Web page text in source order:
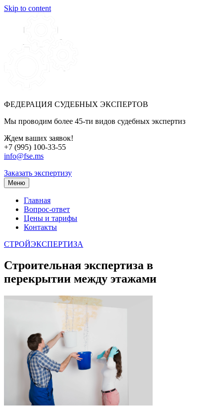
Skip to content
ФЕДЕРАЦИЯ СУДЕБНЫХ ЭКСПЕРТОВ
Мы проводим более 45-ти видов судебных экспертиз
Ждем ваших заявок!
+7 (995) 100-33-55
info@fse.ms
Заказать экспертизу
Меню
Главная
Вопрос-ответ
Цены и тарифы
Контакты
СТРОЙЭКСПЕРТИЗА
Строительная экспертиза в
перекрытии между этажами